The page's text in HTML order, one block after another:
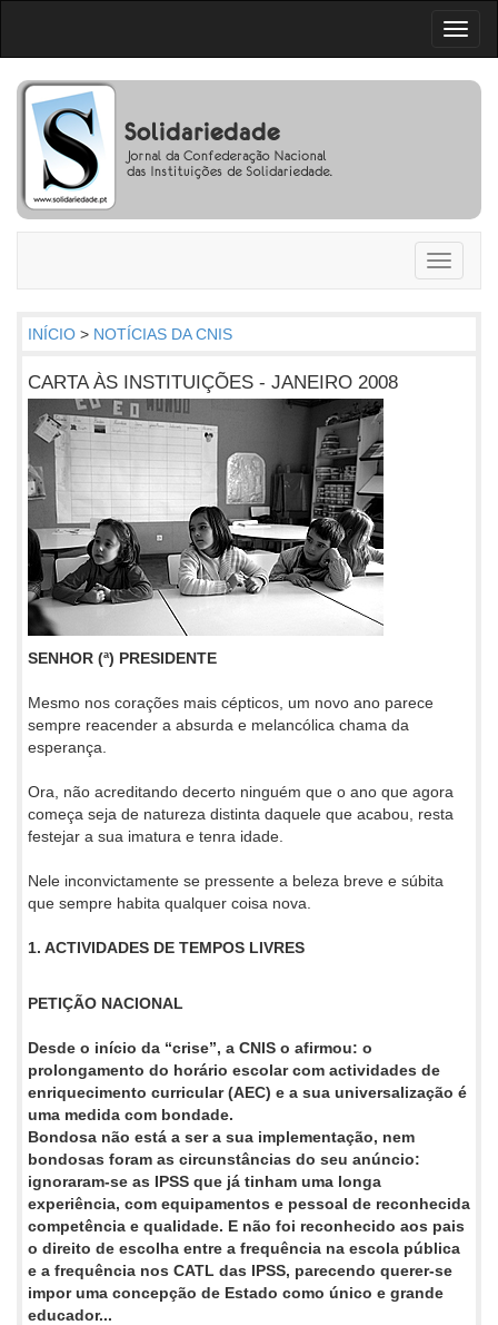
Toggle
INÍCIO > NOTÍCIAS DA CNIS
CARTA ÀS INSTITUIÇÕES - JANEIRO 2008
SENHOR (ª) PRESIDENTE
Mesmo nos corações mais cépticos, um novo ano parece
sempre reacender a absurda e melancólica chama da
esperança.
Ora, não acreditando decerto ninguém que o ano que agora
começa seja de natureza distinta daquele que acabou, resta
festejar a sua imatura e tenra idade.
Nele inconvictamente se pressente a beleza breve e súbita
que sempre habita qualquer coisa nova.
1. ACTIVIDADES DE TEMPOS LIVRES
PETIÇÃO NACIONAL
Desde o início da “crise”, a CNIS o afirmou: o
prolongamento do horário escolar com actividades de
enriquecimento curricular (AEC) e a sua universalização é
uma medida com bondade.
Bondosa não está a ser a sua implementação, nem
bondosas foram as circunstâncias do seu anúncio:
ignoraram-se as IPSS que já tinham uma longa
experiência, com equipamentos e pessoal de reconhecida
competência e qualidade. E não foi reconhecido aos pais
o direito de escolha entre a frequência na escola pública
e a frequência nos CATL das IPSS, parecendo querer-se
impor uma concepção de Estado como único e grande
educador...